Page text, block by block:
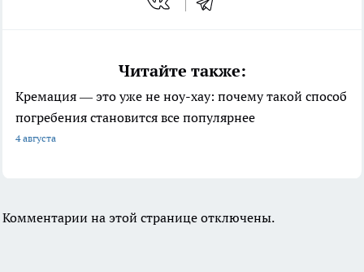
Читайте также:
Кремация — это уже не ноу-хау: почему такой способ
погребения становится все популярнее
4 августа
Комментарии на этой странице отключены.